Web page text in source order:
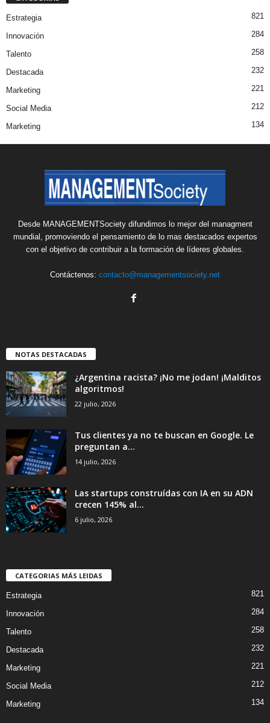
Estrategia 821
Innovación 284
Talento 258
Destacada 232
Marketing 221
Social Media 212
Marketing 134
Desde MANAGEMENTSociety difundimos lo mejor del managment
mundial, promoviendo el pensamiento de lo mas destacados expertos
con el objetivo de contribuir a la formación de líderes globales.
Contáctenos: contacto@managementsociety.net
NOTAS DESTACADAS
¿Argentina racista? ¡No me jodan! ¡Malditos
algoritmos!
22 julio, 2026
Tus clientes ya no te buscan en Google. Le
preguntan a...
14 julio, 2026
Las startups construídas con IA en su ADN
crecen 145% al...
6 julio, 2026
CATEGORIAS MÁS LEIDAS
Estrategia 821
Innovación 284
Talento 258
Destacada 232
Marketing 221
Social Media 212
Marketing 134